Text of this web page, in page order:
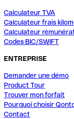
Calculateur TVA
Calculateur frais
Calculateur
Codes BIC/SWIFT
ENTREPRISE
Demander une démo
Product Tour
Trouver mon forfait
Pourquoi choisir
Contact